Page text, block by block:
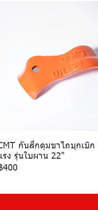
กันสึกดุมขาไถบุกเบิก
รง รุ่นใบผาน 22"
400